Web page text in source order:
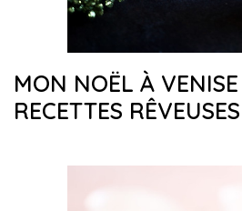
MON NOËL À
RECETTES